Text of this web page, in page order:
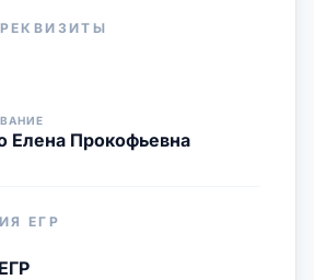
Елена Прокофьевна
ЕГР